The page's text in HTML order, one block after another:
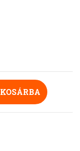
KOSÁRBA